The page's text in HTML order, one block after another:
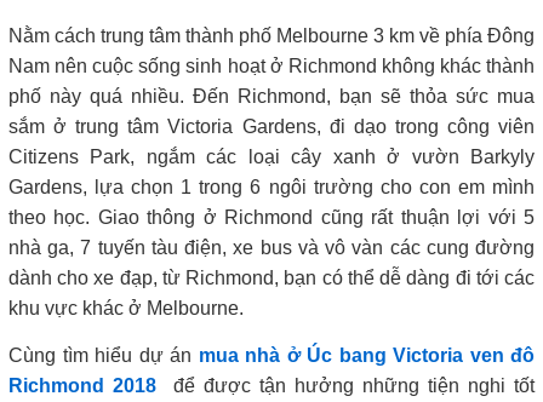
Nằm cách trung tâm thành phố Melbourne 3 km về phía Đông
Nam nên cuộc sống sinh hoạt ở Richmond không khác thành
phố này quá nhiều. Đến Richmond, bạn sẽ thỏa sức mua
sắm ở trung tâm Victoria Gardens, đi dạo trong công viên
Citizens Park, ngắm các loại cây xanh ở vườn Barkyly
Gardens, lựa chọn 1 trong 6 ngôi trường cho con em mình
theo học. Giao thông ở Richmond cũng rất thuận lợi với 5
nhà ga, 7 tuyến tàu điện, xe bus và vô vàn các cung đường
dành cho xe đạp, từ Richmond, bạn có thể dễ dàng đi tới các
khu vực khác ở Melbourne.
Cùng tìm hiểu dự án mua nhà ở Úc bang Victoria ven đô
Richmond 2018 để được tận hưởng những tiện nghi tốt